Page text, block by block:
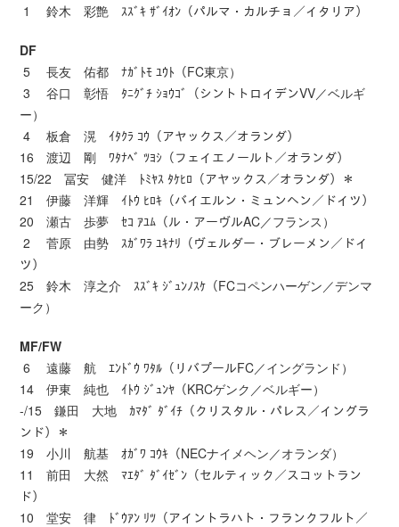
1 鈴木 彩艶 ｽｽﾞｷ ｻﾞｲｵﾝ（パルマ・カルチョ／イタリア）
DF
5 長友 佑都 ﾅｶﾞﾄﾓ ﾕｳﾄ（FC東京）
3 谷口 彰悟 ﾀﾆｸﾞﾁ ｼｮｳｺﾞ（シントトロイデンVV／ベルギ
ー）
4 板倉 滉 ｲﾀｸﾗ ｺｳ（アヤックス／オランダ）
16 渡辺 剛 ﾜﾀﾅﾍﾞ ﾂﾖｼ（フェイエノールト／オランダ）
15/22 冨安 健洋 ﾄﾐﾔｽ ﾀｹﾋﾛ（アヤックス／オランダ）＊
21 伊藤 洋輝 ｲﾄｳ ﾋﾛｷ（バイエルン・ミュンヘン／ドイツ）
20 瀬古 歩夢 ｾｺ ｱﾕﾑ（ル・アーヴルAC／フランス）
2 菅原 由勢 ｽｶﾞﾜﾗ ﾕｷﾅﾘ（ヴェルダー・ブレーメン／ドイ
ツ）
25 鈴木 淳之介 ｽｽﾞｷ ｼﾞｭﾝﾉｽｹ（FCコペンハーゲン／デンマ
ーク）
MF/FW
6 遠藤 航 ｴﾝﾄﾞｳ ﾜﾀﾙ（リバプールFC／イングランド）
14 伊東 純也 ｲﾄｳ ｼﾞｭﾝﾔ（KRCゲンク／ベルギー）
-/15 鎌田 大地 ｶﾏﾀﾞ ﾀﾞｲﾁ（クリスタル・パレス／イングラ
ンド）＊
19 小川 航基 ｵｶﾞﾜ ｺｳｷ（NECナイメヘン／オランダ）
11 前田 大然 ﾏｴﾀﾞ ﾀﾞｲｾﾞﾝ（セルティック／スコットラン
ド）
10 堂安 律 ﾄﾞｳｱﾝ ﾘﾂ（アイントラハト・フランクフルト／